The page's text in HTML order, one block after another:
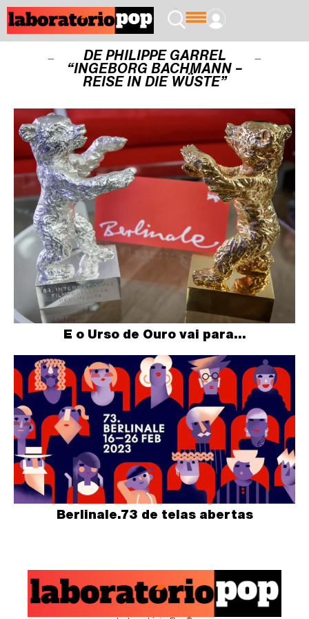
DE PHILIPPE GARREL
“INGEBORG BACHMANN –
REISE IN DIE WÜSTE”
E o Urso de Ouro vai para…
Berlinale.73 de telas abertas